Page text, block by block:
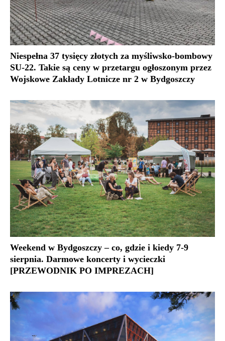
Niespełna 37 tysięcy złotych za myśliwsko-bombowy
SU-22. Takie są ceny w przetargu ogłoszonym przez
Wojskowe Zakłady Lotnicze nr 2 w Bydgoszczy
Weekend w Bydgoszczy – co, gdzie i kiedy 7-9
sierpnia. Darmowe koncerty i wycieczki
[PRZEWODNIK PO IMPREZACH]